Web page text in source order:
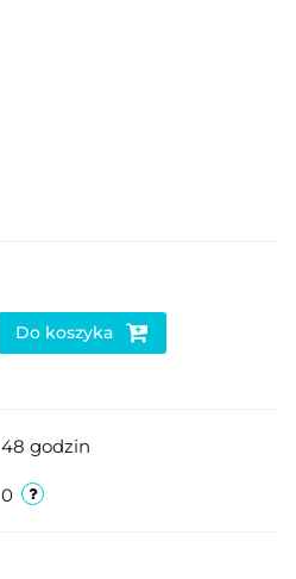
Do koszyka
48 godzin
0